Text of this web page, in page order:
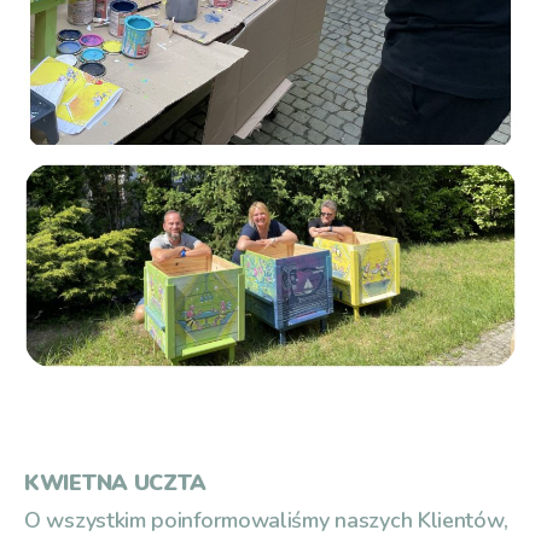
KWIETNA UCZTA
O wszystkim poinformowaliśmy naszych Klientów,